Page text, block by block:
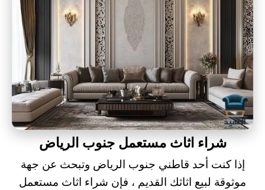
شراء اثاث مستعمل جنوب الرياض
إذا كنت أحد قاطني جنوب الرياض وتبحث عن جهة
موثوقة لبيع اثاثك القديم ، فإن شراء اثاث مستعمل